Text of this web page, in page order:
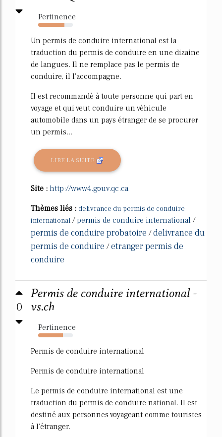
Pertinence
75%
Un permis de conduire international est la
traduction du permis de conduire en une dizaine
de langues. Il ne remplace pas le permis de
conduire, il l'accompagne.
Il est recommandé à toute personne qui part en
voyage et qui veut conduire un véhicule
automobile dans un pays étranger de se procurer
un permis...
LIRE LA SUITE
Site : http://www4.gouv.qc.ca
Thèmes liés : delivrance du permis de conduire
international /permis de conduire international /
permis de conduire probatoire /delivrance du
permis de conduire /etranger permis de
conduire
0
Permis de conduire international -
vs.ch
Pertinence
72%
Permis de conduire international
Permis de conduire international
Le permis de conduire international est une
traduction du permis de conduire national. Il est
destiné aux personnes voyageant comme touristes
à l'étranger.